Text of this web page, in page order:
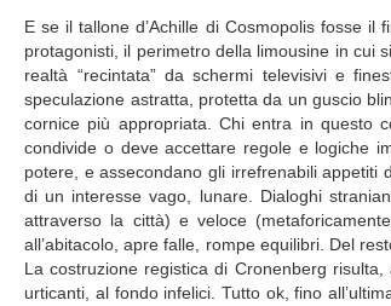
E se il tallone d’Achille di Cosmopolis fosse
protagonisti, il perimetro della limousine in cui
realtà “recintata” da schermi televisivi e
speculazione astratta, protetta da un guscio
cornice più appropriata. Chi entra in questo
condivide o deve accettare regole e logiche
potere, e assecondano gli irrefrenabili appetiti
di un interesse vago, lunare. Dialoghi
attraverso la città) e veloce
all’abitacolo, apre falle, rompe equilibri. Del
La costruzione registica di Cronenberg
urticanti, al fondo infelici. Tutto ok, fino